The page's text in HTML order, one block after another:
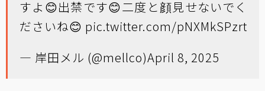
すよ😊出禁です😊二度と顔見せないでく
ださいね😊 pic.twitter.com/pNXMkSPzrt
— 岸田メル (@mellco)April 8, 2025